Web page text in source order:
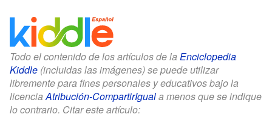
Todo el contenido de los artículos de la Enciclopedia
Kiddle (incluidas las imágenes) se puede utilizar
libremente para fines personales y educativos bajo la
licenciaAtribución-CompartirIguala menos que se indique
lo contrario. Citar este artículo: